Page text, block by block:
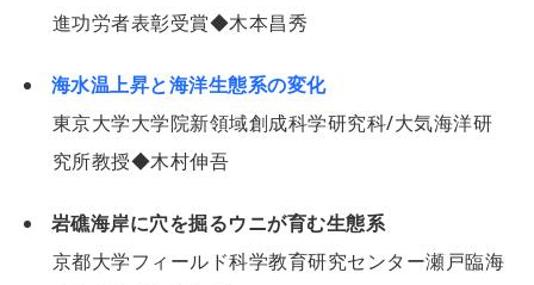
進功労者表彰受賞◆木本昌秀
海水温上昇と海洋生態系の変化
東京大学大学院新領域創成科学研究科/大気海洋研
究所教授◆木村伸吾
岩礁海岸に穴を掘るウニが育む生態系
京都大学フィールド科学教育研究センター瀬戸臨海